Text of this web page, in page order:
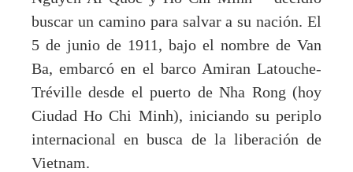
buscar un camino para salvar a su nación. El
5 de junio de 1911, bajo el nombre de Van
Ba, embarcó en el barco Amiran Latouche-
Tréville desde el puerto de Nha Rong (hoy
Ciudad Ho Chi Minh), iniciando su periplo
internacional en busca de la liberación de
Vietnam.